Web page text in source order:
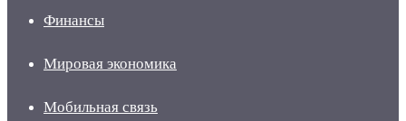
Финансы
Мировая экономика
Мобильная связь